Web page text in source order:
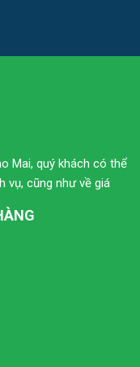
Mai, quý khách có thể
vụ, cũng như về giá